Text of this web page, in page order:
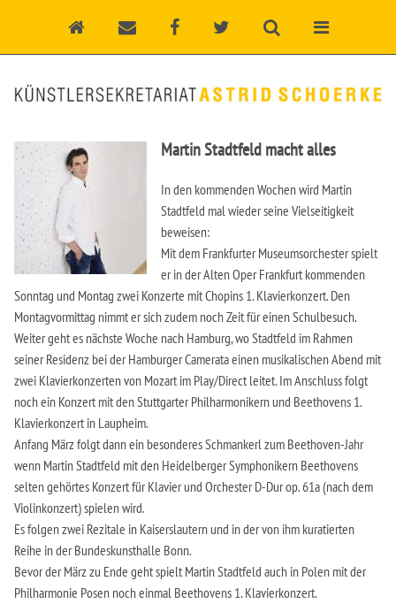
Martin Stadtfeld macht alles
In den kommenden Wochen wird Martin
Stadtfeld mal wieder seine Vielseitigkeit
beweisen:
Mit dem Frankfurter Museumsorchester spielt
er in der Alten Oper Frankfurt kommenden
Sonntag und Montag zwei Konzerte mit Chopins 1. Klavierkonzert. Den
Montagvormittag nimmt er sich zudem noch Zeit für einen Schulbesuch.
Weiter geht es nächste Woche nach Hamburg, wo Stadtfeld im Rahmen
seiner Residenz bei der Hamburger Camerata einen musikalischen Abend mit
zwei Klavierkonzerten von Mozart im Play/Direct leitet. Im Anschluss folgt
noch ein Konzert mit den Stuttgarter Philharmonikern und Beethovens 1.
Klavierkonzert in Laupheim.
Anfang März folgt dann ein besonderes Schmankerl zum Beethoven-Jahr
wenn Martin Stadtfeld mit den Heidelberger Symphonikern Beethovens
selten gehörtes Konzert für Klavier und Orchester D-Dur op. 61a (nach dem
Violinkonzert) spielen wird.
Es folgen zwei Rezitale in Kaiserslautern und in der von ihm kuratierten
Reihe in der Bundeskunsthalle Bonn.
Bevor der März zu Ende geht spielt Martin Stadtfeld auch in Polen mit der
Philharmonie Posen noch einmal Beethovens 1. Klavierkonzert.